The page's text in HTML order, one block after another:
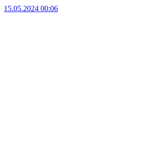
15.05.2024 00:06